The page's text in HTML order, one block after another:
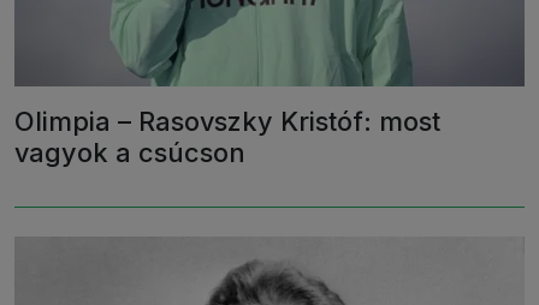
Olimpia – Rasovszky Kristóf: most
vagyok a csúcson